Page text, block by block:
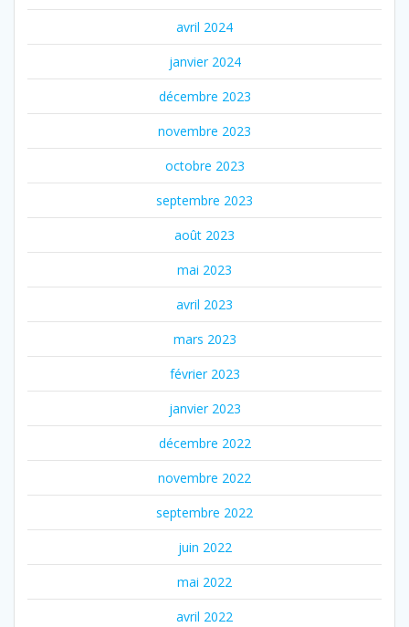
avril 2024
janvier 2024
décembre 2023
novembre 2023
octobre 2023
septembre 2023
août 2023
mai 2023
avril 2023
mars 2023
février 2023
janvier 2023
décembre 2022
novembre 2022
septembre 2022
juin 2022
mai 2022
avril 2022